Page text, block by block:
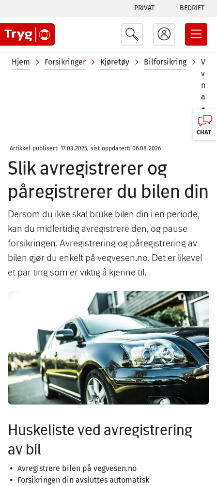
hovedinnhold
Tabs
menu
PRIVAT BEDRIFT
Navigasjonssti
Hjem Forsikringer Kjøretøy Bilforsikring
ved
av
bil
Artikkel publisert: 17.03.2025, sist oppdatert: 06.08.2026
Slik avregistrerer og
påregistrerer du bilen din
Dersom du ikke skal bruke bilen din i en periode,
kan du midlertidig avregistrere den, og pause
forsikringen. Avregistrering og påregistrering av
bilen gjør du enkelt på vegvesen.no. Det er likevel
et par ting som er viktig å kjenne til.
Huskeliste ved avregistrering
av bil
Avregistrere bilen på vegvesen.no
Forsikringen din avsluttes automatisk
CHAT